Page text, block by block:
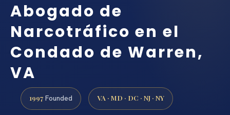
Abogado de
Narcotráfico en el
Condado de Warren,
VA
1997 Founded VA · MD · DC · NJ · NY